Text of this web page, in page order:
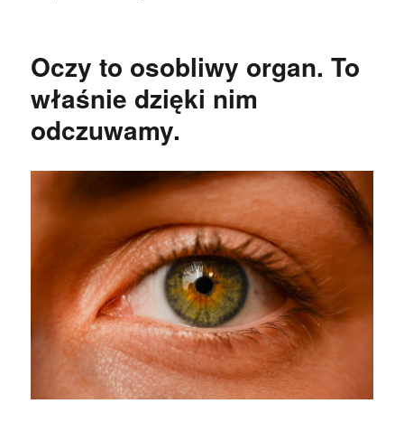
Oczy to osobliwy organ. To
właśnie dzięki nim
odczuwamy.